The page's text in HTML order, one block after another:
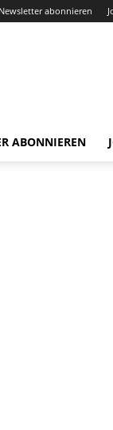
Newsletter abonnieren
ABONNIEREN